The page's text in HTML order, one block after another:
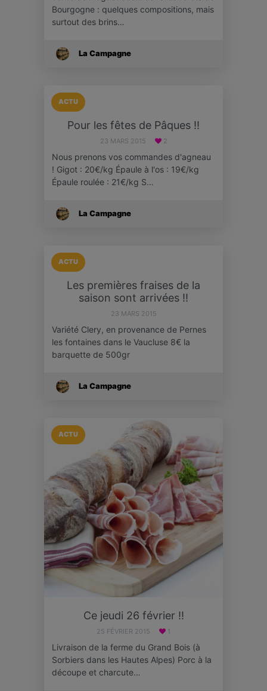
Bourgogne : quelques compositions, mais
surtout des brins…
La Campagne
ACTU
Pour les fêtes de Pâques !!
23 MARS 2015 2
Nous prenons vos commandes d'agneau
! Gigot : 20€/kg Épaule à l'os : 19€/kg
Épaule roulée : 21€/kg S…
La Campagne
ACTU
Les premières fraises de la
saison sont arrivées !!
23 MARS 2015
Variété Clery, en provenance de Pernes
les fontaines dans le Vaucluse 8€ la
barquette de 500gr
La Campagne
ACTU
Ce jeudi 26 février !!
25 FÉVRIER 2015 1
Livraison de la ferme du Grand Bois (à
Sorbiers dans les Hautes Alpes) Porc à la
découpe et charcute…